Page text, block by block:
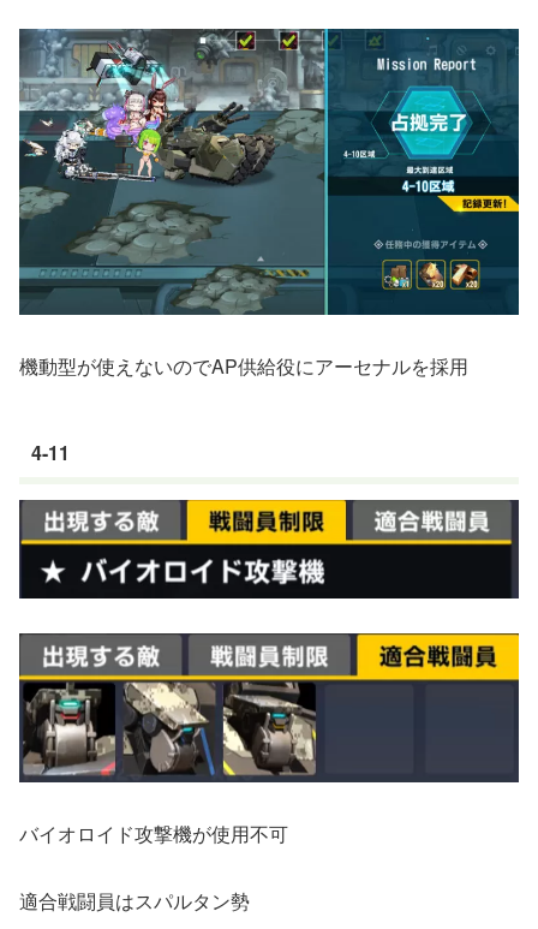
機動型が使えないのでAP供給役にアーセナルを採用
4-11
バイオロイド攻撃機が使用不可
適合戦闘員はスパルタン勢